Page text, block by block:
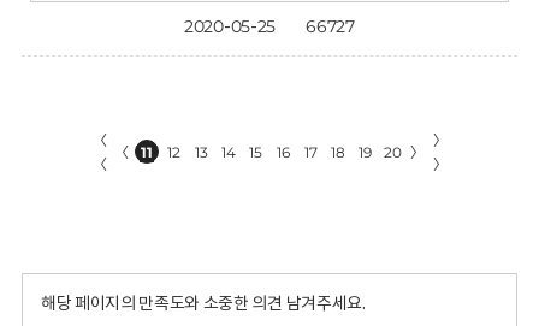
2020-05-25 66727
〈
〈
〈 11 12 13 14 15 16 17 18 19 20 〉
〉
〉
해당 페이지의 만족도와 소중한 의견 남겨주세요.